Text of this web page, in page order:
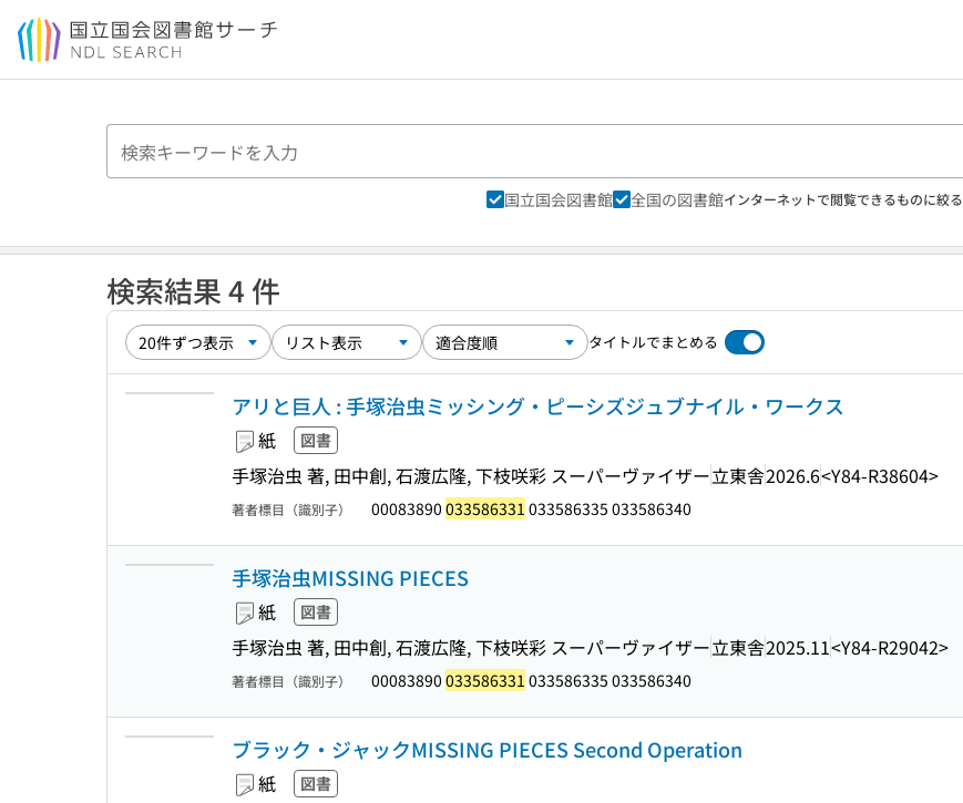
本文へ移動
国立国会図書館 全国の図書館インターネットで閲覧できるものに絞る
検索結果 4 件
タイトルでまとめる
アリと巨人 : 手塚治虫ミッシング・ピーシズジュブナイル・ワークス
紙 図書
手塚治虫 著, 田中創, 石渡広隆, 下枝咲彩 スーパーヴァイザー立東舎2026.6<Y84-R38604>
著者標目（識別子） 00083890 033586331 033586335 033586340
手塚治虫MISSING PIECES
紙 図書
手塚治虫 著, 田中創, 石渡広隆, 下枝咲彩 スーパーヴァイザー立東舎2025.11<Y84-R29042>
著者標目（識別子） 00083890 033586331 033586335 033586340
ブラック・ジャックMISSING PIECES Second Operation
紙 図書